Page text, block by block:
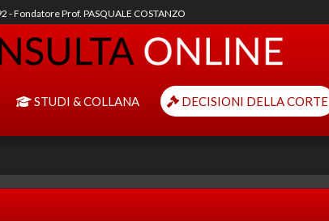
- Fondatore Prof. PASQUALE COSTANZO
STUDI & COLLANA DECISIONI DELLA CORTE